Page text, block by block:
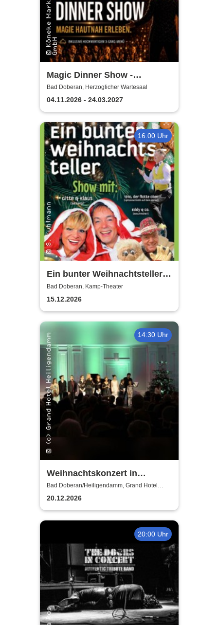
Magic Dinner Show -
Exklusive
Erlebnisgastronomie | Seit 14
Jahren & über 500 Magic
Dinner Shows
Bad Doberan, Herzoglicher Wartesaal
04.11.2026 - 24.03.2027
16:00 Uhr
Ein bunter Weihnachtsteller
mit Gitte & Klaus, Eddy & Co
Bad Doberan, Kamp-Theater
15.12.2026
14:30 Uhr
Weihnachtskonzert in
Heiligendamm - Talente der
Young Academy Rostock
Bad Doberan/Heiligendamm, Grand Hotel
Heiligendamm
20.12.2026
20:00 Uhr